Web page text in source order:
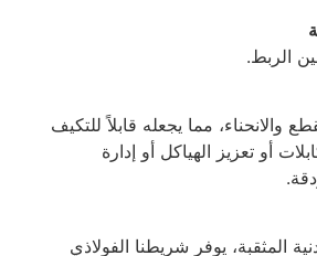
الربط.
والانحناء، مما يجعله قابلاً للتكيف
أو تعزيز الهياكل أو إدارة
المثقبة، يوفر شريطنا الفولاذي